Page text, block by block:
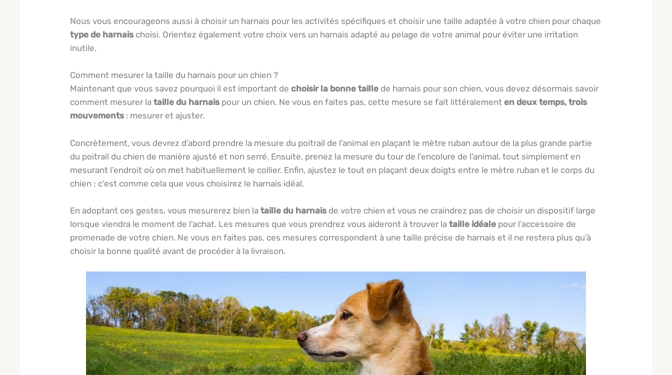
Nous vous encourageons aussi à choisir un harnais pour les activités spécifiques et choisir une taille adaptée à votre chien pour chaque
type de harnais choisi. Orientez également votre choix vers un harnais adapté au pelage de votre animal pour éviter une irritation
inutile.
Comment mesurer la taille du harnais pour un chien ?
Maintenant que vous savez pourquoi il est important de choisir la bonne taille de harnais pour son chien, vous devez désormais savoir
comment mesurer la taille du harnais pour un chien. Ne vous en faites pas, cette mesure se fait littéralement en deux temps, trois
mouvements : mesurer et ajuster.
Concrètement, vous devrez d’abord prendre la mesure du poitrail de l’animal en plaçant le mètre ruban autour de la plus grande partie
du poitrail du chien de manière ajusté et non serré. Ensuite, prenez la mesure du tour de l’encolure de l’animal, tout simplement en
mesurant l’endroit où on met habituellement le collier. Enfin, ajustez le tout en plaçant deux doigts entre le mètre ruban et le corps du
chien ; c’est comme cela que vous choisirez le harnais idéal.
En adoptant ces gestes, vous mesurerez bien la taille du harnais de votre chien et vous ne craindrez pas de choisir un dispositif large
lorsque viendra le moment de l’achat. Les mesures que vous prendrez vous aideront à trouver la taille idéale pour l’accessoire de
promenade de votre chien. Ne vous en faites pas, ces mesures correspondent à une taille précise de harnais et il ne restera plus qu’à
choisir la bonne qualité avant de procéder à la livraison.